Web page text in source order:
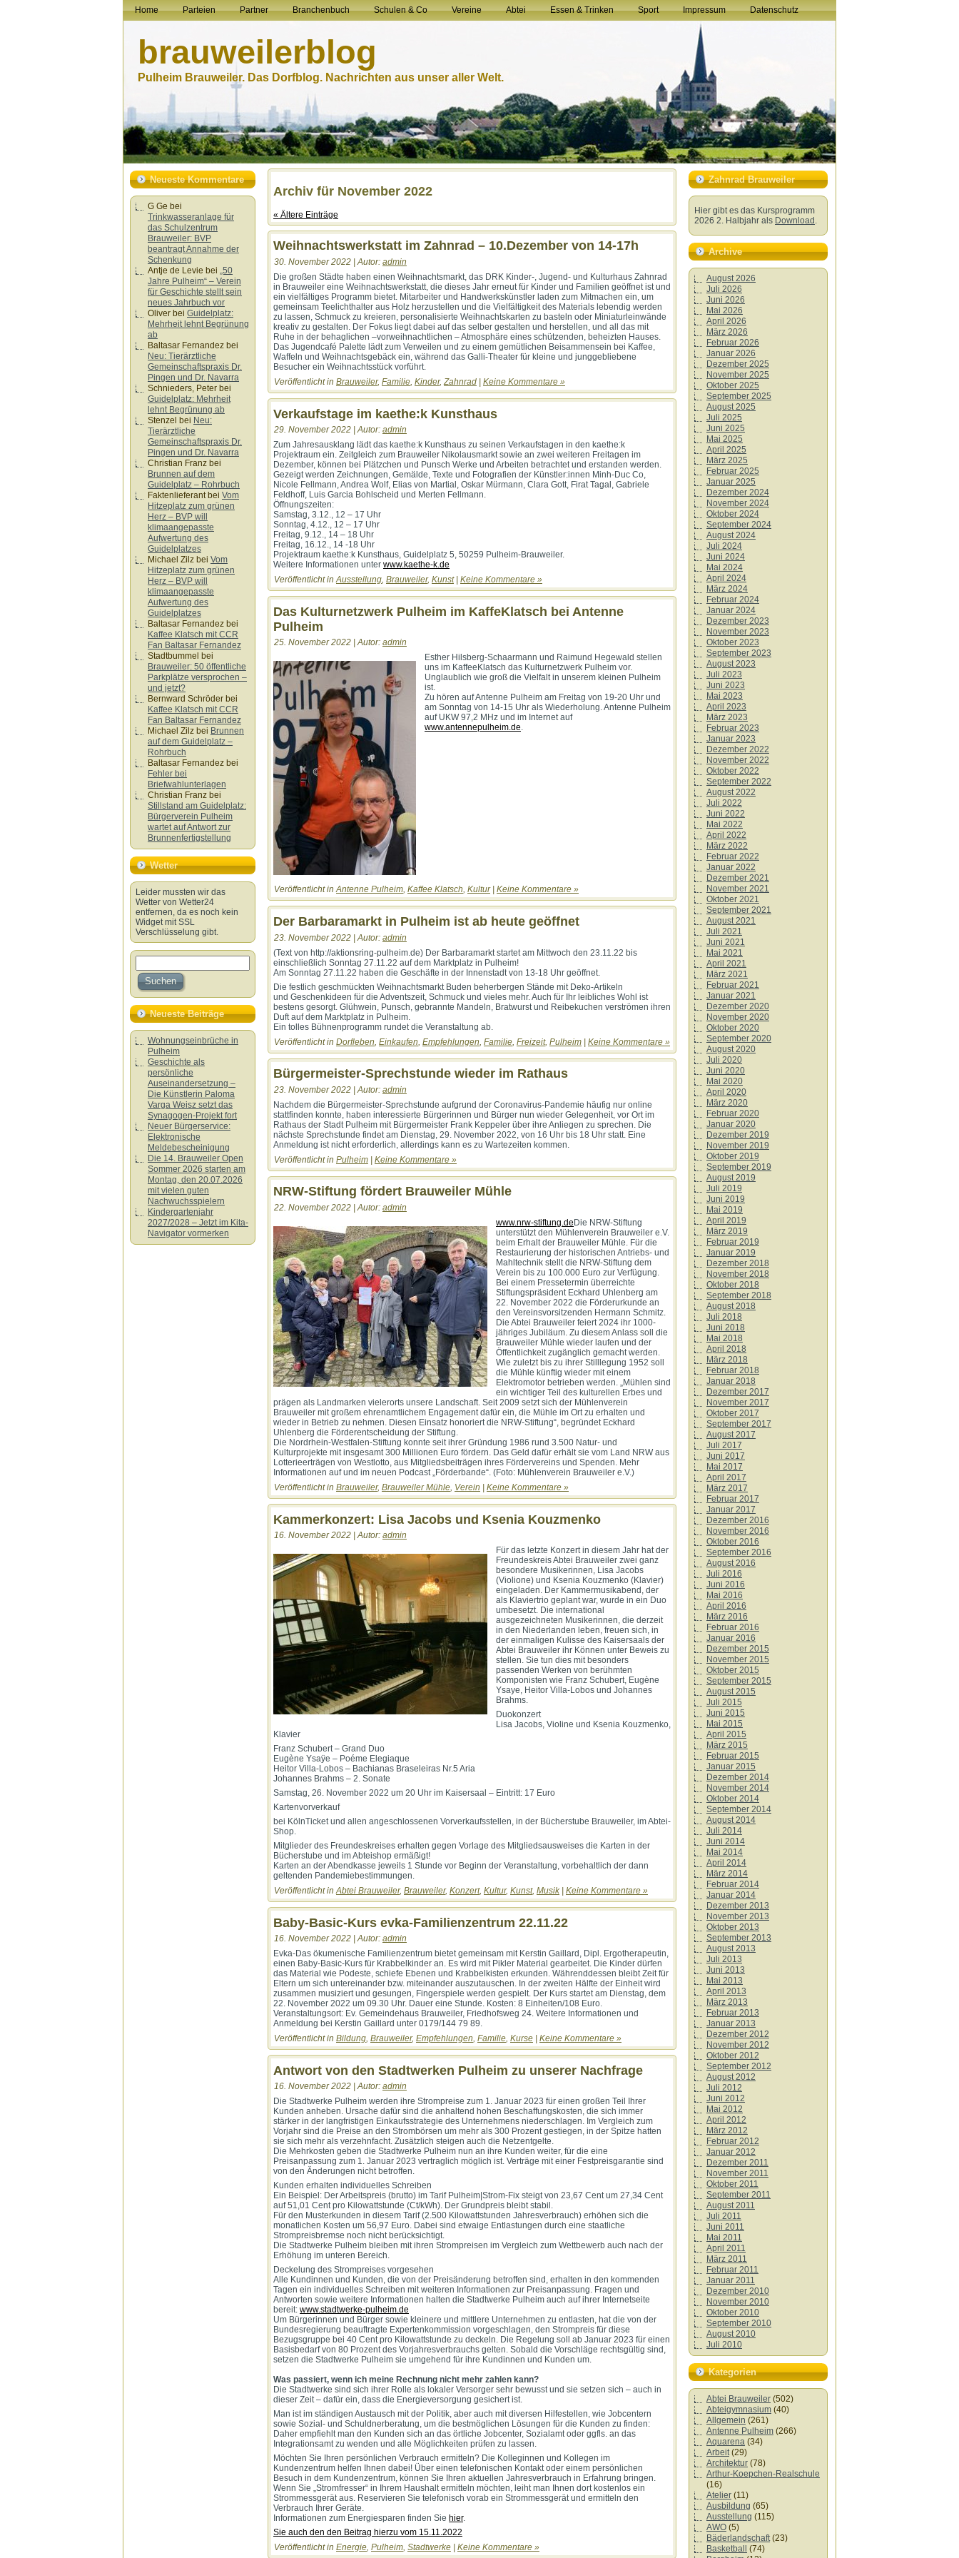
Home Parteien Partner Branchenbuch Schulen & Co Vereine Abtei Essen & Trinken Sport Impressum Datenschutz
brauweilerblog
Pulheim Brauweiler. Das Dorfblog. Nachrichten aus unser aller Welt.
Neueste Kommentare
G Ge bei
Trinkwasseranlage für
das Schulzentrum
Brauweiler: BVP
beantragt Annahme der
Schenkung
Antje de Levie bei „50
Jahre Pulheim“ – Verein
für Geschichte stellt sein
neues Jahrbuch vor
Oliver bei Guidelplatz:
Mehrheit lehnt Begrünung
ab
Baltasar Fernandez bei
Neu: Tierärztliche
Gemeinschaftspraxis Dr.
Pingen und Dr. Navarra
Schnieders, Peter bei
Guidelplatz: Mehrheit
lehnt Begrünung ab
Stenzel bei Neu:
Tierärztliche
Gemeinschaftspraxis Dr.
Pingen und Dr. Navarra
Christian Franz bei
Brunnen auf dem
Guidelplatz – Rohrbuch
Faktenlieferantbei Vom
Hitzeplatz zum grünen
Herz – BVP will
klimaangepasste
Aufwertung des
Guidelplatzes
Michael Zilz bei Vom
Hitzeplatz zum grünen
Herz – BVP will
klimaangepasste
Aufwertung des
Guidelplatzes
Baltasar Fernandez bei
Kaffee Klatsch mit CCR
Fan Baltasar Fernandez
Stadtbummel bei
Brauweiler: 50 öffentliche
Parkplätze versprochen –
und jetzt?
Bernward Schröder bei
Kaffee Klatsch mit CCR
Fan Baltasar Fernandez
Michael Zilz bei Brunnen
auf dem Guidelplatz –
Rohrbuch
Baltasar Fernandez bei
Fehler bei
Briefwahlunterlagen
Christian Franz bei
Stillstand am Guidelplatz:
Bürgerverein Pulheim
wartet auf Antwort zur
Brunnenfertigstellung
Wetter
Leider mussten wir das
Wetter von Wetter24
entfernen, da es noch kein
Widget mit SSL
Verschlüsselung gibt.
Neueste Beiträge
Wohnungseinbrüche in
Pulheim
Geschichte als
persönliche
Auseinandersetzung –
Die Künstlerin Paloma
Varga Weisz setzt das
Synagogen-Projekt fort
Neuer Bürgerservice:
Elektronische
Meldebescheinigung
Die 14. Brauweiler Open
Sommer 2026 starten am
Montag, den 20.07.2026
mit vielen guten
Nachwuchsspielern
Kindergartenjahr
2027/2028 – Jetzt im Kita-
Navigator vormerken
Archiv für November 2022
« Ältere Einträge
Weihnachtswerkstatt im Zahnrad – 10.Dezember von 14-17h
30. November 2022 | Autor: admin
Die großen Städte haben einen Weihnachtsmarkt, das DRK Kinder-, Jugend- und Kulturhaus Zahnrad
in Brauweiler eine Weihnachtswerkstatt, die dieses Jahr erneut für Kinder und Familien geöffnet ist und
ein vielfältiges Programm bietet. Mitarbeiter und Handwerkskünstler laden zum Mitmachen ein, um
gemeinsam Teelichthalter aus Holz herzustellen und die Vielfältigkeit des Materials lebendig werden
zu lassen, Schmuck zu kreieren, personalisierte Weihnachtskarten zu basteln oder Miniaturleinwände
kreativ zu gestalten. Der Fokus liegt dabei auf das selber gestalten und herstellen, und all das mit
Ruhe in der behaglichen –vorweihnachtlichen – Atmosphäre eines schützenden, beheizten Hauses.
Das Jugendcafé Palette lädt zum Verweilen und zu einem gemütlichen Beisammensein bei Kaffee,
Waffeln und Weihnachtsgebäck ein, während das Galli-Theater für kleine und junggebliebene
Besucher ein Weihnachtsstück vorführt.
Veröffentlicht in Brauweiler, Familie, Kinder,Zahnrad Keine Kommentare »
Verkaufstage im kaethe:k Kunsthaus
29. November 2022 | Autor: admin
Zum Jahresausklang lädt das kaethe:k Kunsthaus zu seinen Verkaufstagen in den kaethe:k
Projektraum ein. Zeitgleich zum Brauweiler Nikolausmarkt sowie an zwei weiteren Freitagen im
Dezember, können bei Plätzchen und Punsch Werke und Arbeiten betrachtet und erstanden werden.
Gezeigt werden Zeichnungen, Gemälde, Texte und Fotografien der Künstler:innen Minh-Duc Co,
Nicole Fellmann, Andrea Wolf, Elias von Martial, Oskar Mürmann, Clara Gott, Firat Tagal, Gabriele
Feldhoff, Luis Garcia Bohlscheid und Merten Fellmann.
Öffnungszeiten:
Samstag, 3.12., 12 – 17 Uhr
Sonntag, 4.12., 12 – 17 Uhr
Freitag, 9.12., 14 – 18 Uhr
Freitag, 16.12., 14 -18 Uhr
Projektraum kaethe:k Kunsthaus, Guidelplatz 5, 50259 Pulheim-Brauweiler.
Weitere Informationen unter www.kaethe-k.de
Veröffentlicht inAusstellung, Brauweiler, Kunst| Keine Kommentare »
Das Kulturnetzwerk Pulheim im KaffeKlatsch bei Antenne
Pulheim
25. November 2022 | Autor: admin
Esther Hilsberg-Schaarmann und Raimund Hegewald stellen
uns im KaffeeKlatsch das Kulturnetzwerk Pulheim vor.
Unglaublich wie groß die Vielfalt in unserem kleinen Pulheim
ist.
Zu hören auf Antenne Pulheim am Freitag von 19-20 Uhr und
am Sonntag von 14-15 Uhr als Wiederholung. Antenne Pulheim
auf UKW 97,2 MHz und im Internet auf
www.antennepulheim.de.
Veröffentlicht inAntenne Pulheim, Kaffee Klatsch, Kultur| Keine Kommentare »
Der Barbaramarkt in Pulheim ist ab heute geöffnet
23. November 2022 | Autor: admin
(Text von http://aktionsring-pulheim.de) Der Barbaramarkt startet am Mittwoch den 23.11.22 bis
einschließlich Sonntag 27.11.22 auf dem Marktplatz in Pulheim!
Am Sonntag 27.11.22 haben die Geschäfte in der Innenstadt von 13-18 Uhr geöffnet.
Die festlich geschmückten Weihnachtsmarkt Buden beherbergen Stände mit Deko-Artikeln
und Geschenkideen für die Adventszeit, Schmuck und vieles mehr. Auch für Ihr leibliches Wohl ist
bestens gesorgt. Glühwein, Punsch, gebrannte Mandeln, Bratwurst und Reibekuchen verströmen ihren
Duft auf dem Marktplatz in Pulheim.
Ein tolles Bühnenprogramm rundet die Veranstaltung ab.
Veröffentlicht in Dorfleben Einkaufen Empfehlungen Familie Freizeit, Pulheim | Keine Kommentare »
Bürgermeister-Sprechstunde wieder im Rathaus
23. November 2022 | Autor: admin
Nachdem die Bürgermeister-Sprechstunde aufgrund der Coronavirus-Pandemie häufig nur online
stattfinden konnte, haben interessierte Bürgerinnen und Bürger nun wieder Gelegenheit, vor Ort im
Rathaus der Stadt Pulheim mit Bürgermeister Frank Keppeler über ihre Anliegen zu sprechen. Die
nächste Sprechstunde findet am Dienstag, 29. November 2022, von 16 Uhr bis 18 Uhr statt. Eine
Anmeldung ist nicht erforderlich, allerdings kann es zu Wartezeiten kommen.
Veröffentlicht in Pulheim | Keine Kommentare »
NRW-Stiftung fördert Brauweiler Mühle
22. November 2022 | Autor: admin
www.nrw-stiftung.de Die NRW-Stiftung
unterstützt den Mühlenverein Brauweiler e.V.
beim Erhalt der Brauweiler Mühle. Für die
Restaurierung der historischen Antriebs- und
Mahltechnik stellt die NRW-Stiftung dem
Verein bis zu 100.000 Euro zur Verfügung.
Bei einem Pressetermin überreichte
Stiftungspräsident Eckhard Uhlenberg am
22. November 2022 die Förderurkunde an
den Vereinsvorsitzenden Hermann Schmitz.
Die Abtei Brauweiler feiert 2024 ihr 1000-
jähriges Jubiläum. Zu diesem Anlass soll die
Brauweiler Mühle wieder laufen und der
Öffentlichkeit zugänglich gemacht werden.
Wie zuletzt bis zu ihrer Stilllegung 1952 soll
die Mühle künftig wieder mit einem
Elektromotor betrieben werden. „Mühlen sind
ein wichtiger Teil des kulturellen Erbes und
prägen als Landmarken vielerorts unsere Landschaft. Seit 2009 setzt sich der Mühlenverein
Brauweiler mit großem ehrenamtlichem Engagement dafür ein, die Mühle im Ort zu erhalten und
wieder in Betrieb zu nehmen. Diesen Einsatz honoriert die NRW-Stiftung“, begründet Eckhard
Uhlenberg die Förderentscheidung der Stiftung.
Die Nordrhein-Westfalen-Stiftung konnte seit ihrer Gründung 1986 rund 3.500 Natur- und
Kulturprojekte mit insgesamt 300 Millionen Euro fördern. Das Geld dafür erhält sie vom Land NRW aus
Lotterieerträgen von Westlotto, aus Mitgliedsbeiträgen ihres Fördervereins und Spenden. Mehr
Informationen auf und im neuen Podcast „Förderbande“. (Foto: Mühlenverein Brauweiler e.V.)
Veröffentlicht in Brauweiler, Brauweiler Mühle, Verein Keine Kommentare »
Kammerkonzert: Lisa Jacobs und Ksenia Kouzmenko
16. November 2022 | Autor: admin
Für das letzte Konzert in diesem Jahr hat der
Freundeskreis Abtei Brauweiler zwei ganz
besondere Musikerinnen, Lisa Jacobs
(Violione) und Ksenia Kouzmenko (Klavier)
eingeladen. Der Kammermusikabend, der
als Klaviertrio geplant war, wurde in ein Duo
umbesetzt. Die international
ausgezeichneten Musikerinnen, die derzeit
in den Niederlanden leben, freuen sich, in
der einmaligen Kulisse des Kaisersaals der
Abtei Brauweiler ihr Können unter Beweis zu
stellen. Sie tun dies mit besonders
passenden Werken von berühmten
Komponisten wie Franz Schubert, Eugène
Ysaye, Heitor Villa-Lobos und Johannes
Brahms.
Duokonzert
Lisa Jacobs, Violine und Ksenia Kouzmenko,
Klavier
Franz Schubert – Grand Duo
Eugène Ysaÿe – Poéme Elegiaque
Heitor Villa-Lobos – Bachianas Braseleiras Nr.5 Aria
Johannes Brahms – 2. Sonate
Samstag, 26. November 2022 um 20 Uhr im Kaisersaal – Eintritt: 17 Euro
Kartenvorverkauf
bei KölnTicket und allen angeschlossenen Vorverkaufsstellen, in der Bücherstube Brauweiler, im Abtei-
Shop.
Mitglieder des Freundeskreises erhalten gegen Vorlage des Mitgliedsausweises die Karten in der
Bücherstube und im Abteishop ermäßigt!
Karten an der Abendkasse jeweils 1 Stunde vor Beginn der Veranstaltung, vorbehaltlich der dann
geltenden Pandemiebestimmungen.
Veröffentlicht inAbtei Brauweiler, Brauweiler, Konzert, Kultur, Kunst, Musik| Keine Kommentare »
Baby-Basic-Kurs evka-Familienzentrum 22.11.22
16. November 2022 | Autor: admin
Evka-Das ökumenische Familienzentrum bietet gemeinsam mit Kerstin Gaillard, Dipl. Ergotherapeutin,
einen Baby-Basic-Kurs für Krabbelkinder an. Es wird mit Pikler Material gearbeitet. Die Kinder dürfen
das Material wie Podeste, schiefe Ebenen und Krabbelkisten erkunden. Währenddessen bleibt Zeit für
Eltern um sich untereinander bzw. miteinander auszutauschen. In der zweiten Hälfte der Einheit wird
zusammen musiziert und gesungen, Fingerspiele werden gespielt. Der Kurs startet am Dienstag, dem
22. November 2022 um 09.30 Uhr. Dauer eine Stunde. Kosten: 8 Einheiten/108 Euro.
Veranstaltungsort: Ev. Gemeindehaus Brauweiler, Friedhofsweg 24. Weitere Informationen und
Anmeldung bei Kerstin Gaillard unter 0179/144 79 89.
Veröffentlicht in Bildung, Brauweiler, Empfehlungen, Familie, Kurse Keine Kommentare »
Antwort von den Stadtwerken Pulheim zu unserer Nachfrage
16. November 2022 | Autor: admin
Die Stadtwerke Pulheim werden ihre Strompreise zum 1. Januar 2023 für einen großen Teil Ihrer
Kunden anheben. Ursache dafür sind die anhaltend hohen Beschaffungskosten, die sich immer
stärker in der langfristigen Einkaufsstrategie des Unternehmens niederschlagen. Im Vergleich zum
Vorjahr sind die Preise an den Strombörsen um mehr als 300 Prozent gestiegen, in der Spitze hatten
sie sich mehr als verzehnfacht. Zusätzlich steigen auch die Netzentgelte.
Die Mehrkosten geben die Stadtwerke Pulheim nun an ihre Kunden weiter, für die eine
Preisanpassung zum 1. Januar 2023 vertraglich möglich ist. Verträge mit einer Festpreisgarantie sind
von den Änderungen nicht betroffen.
Kunden erhalten individuelles Schreiben
Ein Beispiel: Der Arbeitspreis (brutto) im Tarif Pulheim|Strom-Fix steigt von 23,67 Cent um 27,34 Cent
auf 51,01 Cent pro Kilowattstunde (Ct/kWh). Der Grundpreis bleibt stabil.
Für den Musterkunden in diesem Tarif (2.500 Kilowattstunden Jahresverbrauch) erhöhen sich die
monatlichen Kosten um 56,97 Euro. Dabei sind etwaige Entlastungen durch eine staatliche
Strompreisbremse noch nicht berücksichtigt.
Die Stadtwerke Pulheim bleiben mit ihren Strompreisen im Vergleich zum Wettbewerb auch nach der
Erhöhung im unteren Bereich.
Deckelung des Strompreises vorgesehen
Alle Kundinnen und Kunden, die von der Preisänderung betroffen sind, erhalten in den kommenden
Tagen ein individuelles Schreiben mit weiteren Informationen zur Preisanpassung. Fragen und
Antworten sowie weitere Informationen halten die Stadtwerke Pulheim auch auf ihrer Internetseite
bereit: www.stadtwerke-pulheim.de
Um Bürgerinnen und Bürger sowie kleinere und mittlere Unternehmen zu entlasten, hat die von der
Bundesregierung beauftragte Expertenkommission vorgeschlagen, den Strompreis für diese
Bezugsgruppe bei 40 Cent pro Kilowattstunde zu deckeln. Die Regelung soll ab Januar 2023 für einen
Basisbedarf von 80 Prozent des Vorjahresverbrauchs gelten. Sobald die Vorschläge rechtsgültig sind,
setzen die Stadtwerke Pulheim sie umgehend für ihre Kundinnen und Kunden um.
Was passiert, wenn ich meine Rechnung nicht mehr zahlen kann?
Die Stadtwerke sind sich ihrer Rolle als lokaler Versorger sehr bewusst und sie setzen sich – auch in
dieser Zeit – dafür ein, dass die Energieversorgung gesichert ist.
Man ist im ständigen Austausch mit der Politik, aber auch mit diversen Hilfestellen, wie Jobcentern
sowie Sozial- und Schuldnerberatung, um die bestmöglichen Lösungen für die Kunden zu finden:
Daher empfiehlt man den Kunden sich an das örtliche Jobcenter, Sozialamt oder ggfls. an das
Integrationsamt zu wenden und alle Möglichkeiten prüfen zu lassen.
Möchten Sie Ihren persönlichen Verbrauch ermitteln? Die Kolleginnen und Kollegen im
Kundenzentrum helfen Ihnen dabei! Über einen telefonischen Kontakt oder einem persönlichen
Besuch in dem Kundenzentrum, können Sie Ihren aktuellen Jahresverbrauch in Erfahrung bringen.
Wenn Sie „Stromfresser“ in Ihrem Haushalt ermitteln möchten, leiht man Ihnen dort kostenlos ein
Strommessgerät aus. Reservieren Sie telefonisch vorab ein Strommessgerät und ermitteln den
Verbrauch Ihrer Geräte.
Informationen zum Energiesparen finden Sie hier.
Sie auch den den Beitrag hierzu vom 15.11.2022
Veröffentlicht in Energie, Pulheim, Stadtwerke Keine Kommentare »
Zahnrad Brauweiler
Hier gibt es das Kursprogramm
2026 2. Halbjahr als Download .
Archive
August 2026
Juli 2026
Juni 2026
Mai 2026
April 2026
März 2026
Februar 2026
Januar 2026
Dezember 2025
November 2025
Oktober 2025
September 2025
August 2025
Juli 2025
Juni 2025
Mai 2025
April 2025
März 2025
Februar 2025
Januar 2025
Dezember 2024
November 2024
Oktober 2024
September 2024
August 2024
Juli 2024
Juni 2024
Mai 2024
April 2024
März 2024
Februar 2024
Januar 2024
Dezember 2023
November 2023
Oktober 2023
September 2023
August 2023
Juli 2023
Juni 2023
Mai 2023
April 2023
März 2023
Februar 2023
Januar 2023
Dezember 2022
November 2022
Oktober 2022
September 2022
August 2022
Juli 2022
Juni 2022
Mai 2022
April 2022
März 2022
Februar 2022
Januar 2022
Dezember 2021
November 2021
Oktober 2021
September 2021
August 2021
Juli 2021
Juni 2021
Mai 2021
April 2021
März 2021
Februar 2021
Januar 2021
Dezember 2020
November 2020
Oktober 2020
September 2020
August 2020
Juli 2020
Juni 2020
Mai 2020
April 2020
März 2020
Februar 2020
Januar 2020
Dezember 2019
November 2019
Oktober 2019
September 2019
August 2019
Juli 2019
Juni 2019
Mai 2019
April 2019
März 2019
Februar 2019
Januar 2019
Dezember 2018
November 2018
Oktober 2018
September 2018
August 2018
Juli 2018
Juni 2018
Mai 2018
April 2018
März 2018
Februar 2018
Januar 2018
Dezember 2017
November 2017
Oktober 2017
September 2017
August 2017
Juli 2017
Juni 2017
Mai 2017
April 2017
März 2017
Februar 2017
Januar 2017
Dezember 2016
November 2016
Oktober 2016
September 2016
August 2016
Juli 2016
Juni 2016
Mai 2016
April 2016
März 2016
Februar 2016
Januar 2016
Dezember 2015
November 2015
Oktober 2015
September 2015
August 2015
Juli 2015
Juni 2015
Mai 2015
April 2015
März 2015
Februar 2015
Januar 2015
Dezember 2014
November 2014
Oktober 2014
September 2014
August 2014
Juli 2014
Juni 2014
Mai 2014
April 2014
März 2014
Februar 2014
Januar 2014
Dezember 2013
November 2013
Oktober 2013
September 2013
August 2013
Juli 2013
Juni 2013
Mai 2013
April 2013
März 2013
Februar 2013
Januar 2013
Dezember 2012
November 2012
Oktober 2012
September 2012
August 2012
Juli 2012
Juni 2012
Mai 2012
April 2012
März 2012
Februar 2012
Januar 2012
Dezember 2011
November 2011
Oktober 2011
September 2011
August 2011
Juli 2011
Juni 2011
Mai 2011
April 2011
März 2011
Februar 2011
Januar 2011
Dezember 2010
November 2010
Oktober 2010
September 2010
August 2010
Juli 2010
Kategorien
Abtei Brauweiler (502)
Abteigymnasium (40)
Allgemein (261)
Antenne Pulheim (266)
Aquarena (34)
Arbeit(29)
Architektur (78)
Arthur-Koepchen-Realschule
(16)
Atelier (11)
Ausbildung (65)
Ausstellung (115)
AWO (5)
Bäderlandschaft(23)
Basketball
(74)